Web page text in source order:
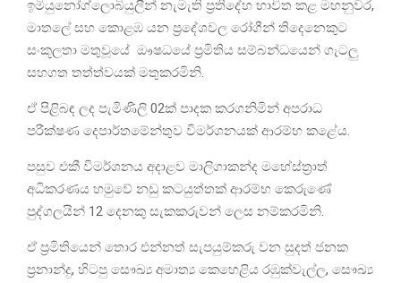
ඉමියුනෝග්ලොබියුලීන් නැමැති ප්‍රතිදේහ භාවිත කළ මහනුවර,
මාතලේ සහ කොළඹ යන ප්‍රදේශවල රෝගීන් තිදෙනෙකුට
සංකූලතා මතුවූයේ ඖෂධයේ ප්‍රමිතිය සම්බන්ධයෙන් ගැටලු
සහගත තත්ත්වයක් මතුකරමිනි.
ඒ පිළිබඳ ලද පැමිණිලි 02ක් පාදක කරගනිමින් අපරාධ
පරීක්ෂණ දෙපාර්තමේන්තුව විමර්ශනයක් ආරම්භ කළේය.
පසුව එකී විමර්ශනය අදාළව මාලිගාකන්ද මහේස්ත්‍රාත්
අධිකරණය හමුවේ නඩු කටයුත්තක් ආරම්භ කෙරුණේ
පුද්ගලයින් 12 දෙනකු සැකකරුවන් ලෙස නම්කරමිනි.
ඒ ප්‍රමිතියෙන් තොර එන්නත් සැපයුම්කරු වන සුදත් ජනක
ප්‍රනාන්දු, හිටපු සෞඛ්‍ය අමාත්‍ය කෙහෙළිය රඹුක්වැල්ල, සෞඛ්‍ය